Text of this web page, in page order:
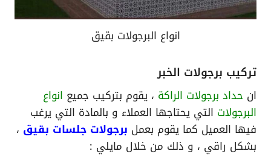
انواع البرجولات بقيق
تركيب برجولات الخبر
ان حداد برجولات الراكة ، يقوم بتركيب جميع انواع
البرجولات التي يحتاجها العملاء و بالمادة التي يرغب
فيها العميل كما يقوم بعمل برجولات جلسات بقيق ،
بشكل راقي ، و ذلك من خلال مايلي :